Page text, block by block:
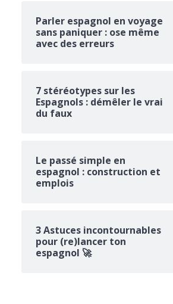
Parler espagnol en voyage
sans paniquer : ose même
avec des erreurs
7 stéréotypes sur les
Espagnols : démêler le vrai
du faux
Le passé simple en
espagnol : construction et
emplois
3 Astuces incontournables
pour (re)lancer ton
espagnol 🚀